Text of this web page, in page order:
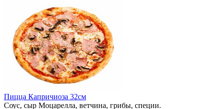
Пицца Капричиоза 32см
Соус, сыр Моцарелла, ветчина, грибы, специи.